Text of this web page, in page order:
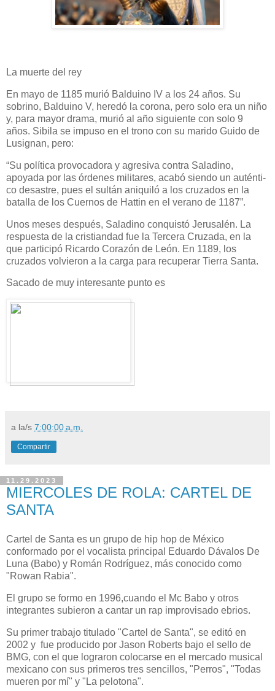
La muerte del rey
En mayo de 1185 murió Balduino IV a los 24 años. Su
sobrino, Balduino V, heredó la corona, pero solo era un niño
y, para mayor drama, murió al año siguiente con solo 9
años. Sibila se impuso en el trono con su marido Guido de
Lusignan, pero:
“Su política provocadora y agresi­va contra Saladino,
apoyada por las órdenes militares, acabó siendo un auténti­
co desastre, pues el sultán aniquiló a los cruzados en la
batalla de los Cuernos de Hattin en el verano de 1187”.
Unos meses después, Saladino conquistó Jerusalén. La
respuesta de la cristiandad fue la Tercera Cruzada, en la
que participó Ricardo Corazón de León. En 1189, los
cruzados volvieron a la carga para recuperar Tierra Santa.
Sacado de muy interesante punto es
a la/s 7:00:00 a.m.
Compartir
11.29.2023
MIERCOLES DE ROLA: CARTEL DE
SANTA
Cartel de Santa es un grupo de hip hop de México
conformado por el vocalista principal Eduardo Dávalos De
Luna (Babo) y Román Rodríguez, más conocido como
"Rowan Rabia".
El grupo se formo en 1996,cuando el Mc Babo y otros
integrantes subieron a cantar un rap improvisado ebrios.
Su primer trabajo titulado "Cartel de Santa", se editó en
2002 y fue producido por Jason Roberts bajo el sello de
BMG, con el que lograron colocarse en el mercado musical
mexicano con sus primeros tres sencillos, "Perros", "Todas
mueren por mí" y "La pelotona".